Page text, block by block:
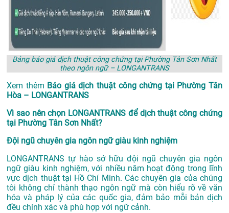
Bảng báo giá dịch thuật công chứng tại Phường Tân Sơn Nhất
theo ngôn ngữ – LONGANTRANS
Xem thêm Báo giá dịch thuật công chứng tại Phường Tân
Hòa – LONGANTRANS
Vì sao nên chọn LONGANTRANS để dịch thuật công chứng
tại Phường Tân Sơn Nhất?
Đội ngũ chuyên gia ngôn ngữ giàu kinh nghiệm
LONGANTRANS tự hào sở hữu đội ngũ chuyên gia ngôn
ngữ giàu kinh nghiệm, với nhiều năm hoạt động trong lĩnh
vựcdịch thuật tại Hồ Chí Minh. Các chuyên gia của chúng
tôi không chỉ thành thạo ngôn ngữ mà còn hiểu rõ về văn
hóa và pháp lý của các quốc gia, đảm bảo mỗi bản dịch
đều chính xác và phù hợp với ngữ cảnh.